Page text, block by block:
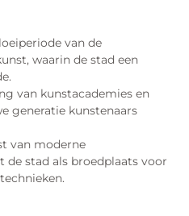
van de
waarin de stad een
van kunstacademies en
generatie kunstenaars
van moderne
stad als broedplaats voor